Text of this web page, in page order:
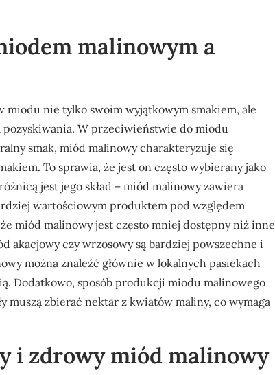
malinowym a
nie tylko swoim wyjątkowym smakiem, ale
pozyskiwania. W przeciwieństwie do miodu
smak, miód malinowy charakteryzuje się
To sprawia, że jest on często wybierany jako
jest jego skład – miód malinowy zawiera
wartościowym produktem pod względem
miód malinowy jest często mniej dostępny niż inne
akacjowy czy wrzosowy są bardziej powszechne i
można znaleźć głównie w lokalnych pasiekach
Dodatkowo, sposób produkcji miodu malinowego
muszą zbierać nektar z kwiatów maliny, co wymaga
i zdrowy miód malinowy